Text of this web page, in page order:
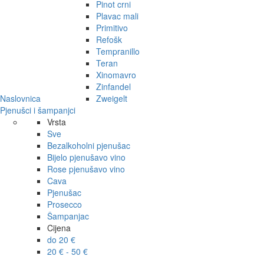
Naslovnica
Pinot crni
Plavac mali
Primitivo
Refošk
Tempranillo
Teran
Xinomavro
Zinfandel
Zweigelt
Pjenušci i šampanjci
Vrsta
Sve
Bezalkoholni pjenušac
Bijelo pjenušavo vino
Rose pjenušavo vino
Cava
Pjenušac
Prosecco
Šampanjac
Cijena
do 20 €
20 € - 50 €